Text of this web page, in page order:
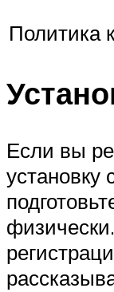
Политика
Если вы
установку